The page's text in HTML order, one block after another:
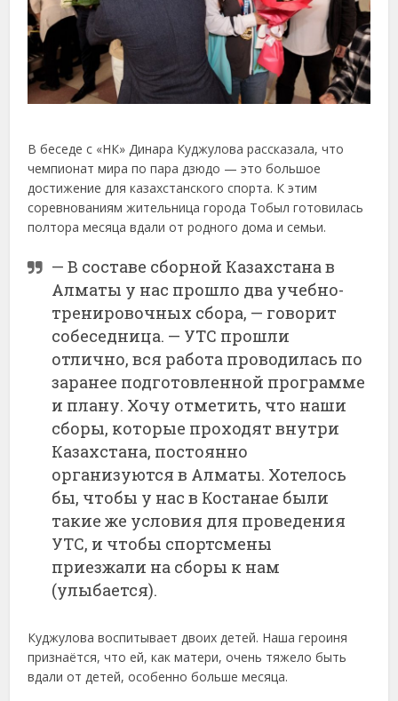
В беседе с «НК» Динара Куджулова рассказала, что
чемпионат мира по пара дзюдо — это большое
достижение для казахстанского спорта. К этим
соревнованиям жительница города Тобыл готовилась
полтора месяца вдали от родного дома и семьи.
— В составе сборной Казахстана в
Алматы у нас прошло два учебно-
тренировочных сбора, — говорит
собеседница. — УТС прошли
отлично, вся работа проводилась по
заранее подготовленной программе
и плану. Хочу отметить, что наши
сборы, которые проходят внутри
Казахстана, постоянно
организуются в Алматы. Хотелось
бы, чтобы у нас в Костанае были
такие же условия для проведения
УТС, и чтобы спортсмены
приезжали на сборы к нам
(улыбается).
Куджулова воспитывает двоих детей. Наша героиня
признаётся, что ей, как матери, очень тяжело быть
вдали от детей, особенно больше месяца.